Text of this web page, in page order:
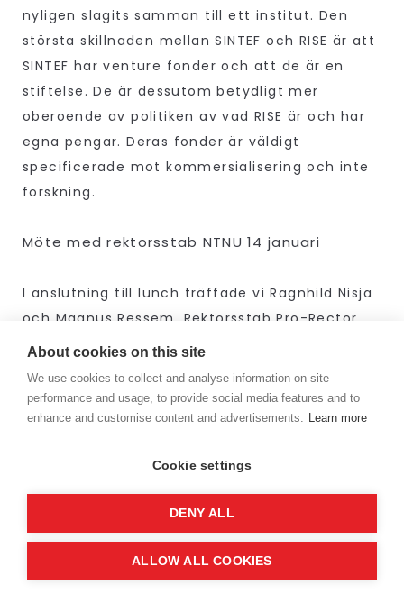
nyligen slagits samman till ett institut. Den
största skillnaden mellan SINTEF och RISE är att
SINTEF har venture fonder och att de är en
stiftelse. De är dessutom betydligt mer
oberoende av politiken av vad RISE är och har
egna pengar. Deras fonder är väldigt
specificerade mot kommersialisering och inte
forskning.
Möte med rektorsstab NTNU 14 januari
I anslutning till lunch träffade vi Ragnhild Nisja
och Magnus Ressem, Rektorsstab Pro-Rector
för Innovation, på vad som kallas NTNUs
Hogwarths. De inledde med en kort överblick av
universitetet. NTNU grundades 1760 och är
Norges största universitet, för drygt 20 år
fick sin nuvarande form. De har 8 fakulteter, 55
departement och NTNU University Museum. De
är 7400 anställda och har mer än 42 000
studenter. De har sedan start haft en teknisk-
och naturvetenskaplig huvudprofil även om
About cookies on this site
We use cookies to collect and analyse information on site
performance and usage, to provide social media features and to
enhance and customise content and advertisements. Learn more
Cookie settings
DENY ALL
ALLOW ALL COOKIES